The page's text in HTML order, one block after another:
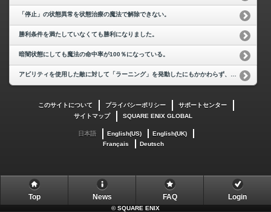
「停止」の状態異常を状態治療の魔法で解除できない。
勝利条件を満たしていなくても勝利になりました。
暗闇状態にしても魔法の命中率が100％になっている。
このサイトについて プライバシーポリシー
サポートセンター
サイトマップ
SQUARE ENIX GLOBAL
日本語 English(US)
English(UK)
Français
Deutsch
Top News FAQ Login
©SQUARE ENIX